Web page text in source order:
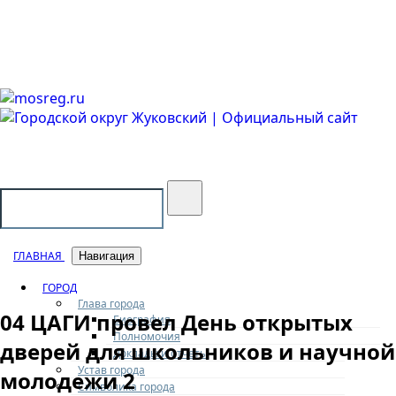
ГЛАВНАЯ Навигация
ГОРОД
Глава города
Биография
Полномочия
Доклады и отчеты
Устав города
Символика города
04 ЦАГИ провел День открытых
дверей для школьников и научной
молодежи 2